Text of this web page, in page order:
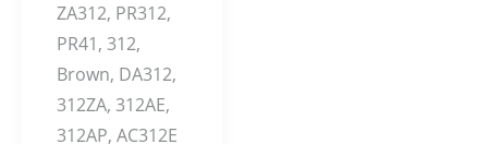
ZA312, PR312,
PR41, 312,
Brown, DA312,
312ZA, 312AE,
312AP, AC312E